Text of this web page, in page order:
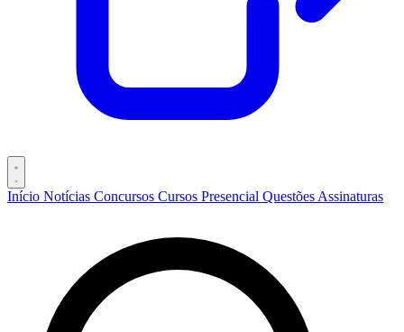
Início Notícias Concursos Cursos Presencial Questões Assinaturas